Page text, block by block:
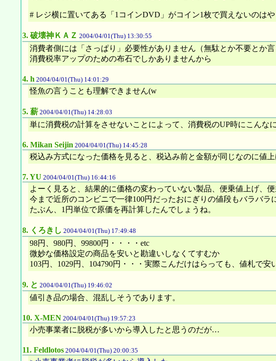
# レジ横に置いてある「1コインDVD」がコイン1枚で買えないのは
3.破壊神ＫＡＺ 2004/04/01(Thu) 13:30:55
消費者側には「さっぱり」必要性がありません（無駄とか不要とか
消費税率アップのための布石でしかありませんから
4.h 2004/04/01(Thu) 14:01:29
怪魚の言うことも理解できません(w
5.薪 2004/04/01(Thu) 14:28:03
単に消費税の計算をさせないことによって、消費税のUP時にこん
6.Mikan Seijin 2004/04/01(Thu) 14:45:28
税込み方式になった価格を見ると、税込み前と金額が同じなのに値
7.YU 2004/04/01(Thu) 16:44:16
よーく見ると、結果的に価格の変わっていない製品、便乗値上げ、便
今まで近所のコンビニで一律100円だったおにぎりの値段もバラバ
たぶん、1円単位で原価を再計算したんでしょうね。
8. くろきし 2004/04/01(Thu) 17:49:48
98円、980円、99800円・・・・etc
微妙な価格設定の商品を安いと勘違いしなくてすむか
103円、1029円、104790円・・・実際こんだけはらっても、値札で安
9.と 2004/04/01(Thu) 19:46:02
値引き品の場合、混乱しそうであります。
10.X-MEN 2004/04/01(Thu) 19:57:23
小売事業者に脱税が多いから導入したと思うのだが…
11.Feldlotos 2004/04/01(Thu) 20:00:35